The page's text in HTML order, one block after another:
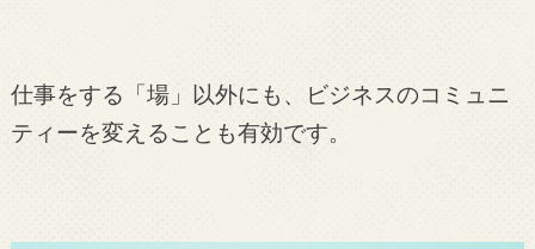
仕事をする「場」以外にも、ビジネスのコミュニ
ティーを変えることも有効です。